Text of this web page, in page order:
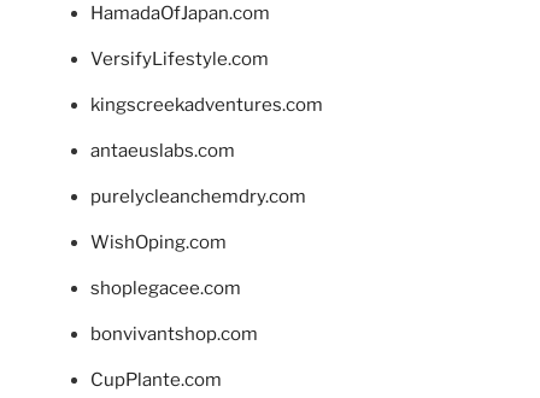
HamadaOfJapan.com
VersifyLifestyle.com
kingscreekadventures.com
antaeuslabs.com
purelycleanchemdry.com
WishOping.com
shoplegacee.com
bonvivantshop.com
CupPlante.com